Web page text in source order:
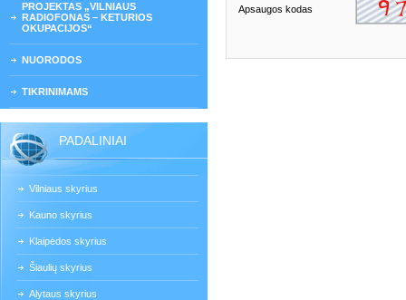
PROJEKTAS „VILNIAUS
RADIOFONAS – KETURIOS
OKUPACIJOS“
NUORODOS
TIKRINIMAMS
PADALINIAI
Vilniaus skyrius
Kauno skyrius
Klaipėdos skyrius
Šiaulių skyrius
Alytaus skyrius
Apsaugos kodas